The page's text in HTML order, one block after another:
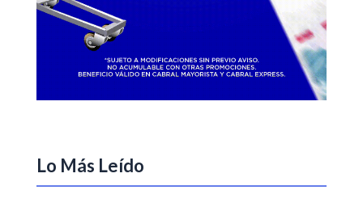
Lo Más Leído